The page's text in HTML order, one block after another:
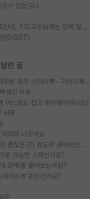
가 있었구나
타대학원 컨텍 준비중인데, 지도교수님께는 언제 말씀드려야 할까요?
(DGIST)
린 글
[무료] 2026 미국 대학원 유학 스타터팩 - 가이드북 & 합격자 컨택메일 템플릿
세진 이유
어느정도 잡고 준비해야하나요?
서류
적이 나오네요
박사진학하기에 2억은 괜찮은 (?) 정도의 경제력인가요
로 가능한 스펙인가요?
SPK를 물어보는거임?
져가는게 흔한건가요?
문